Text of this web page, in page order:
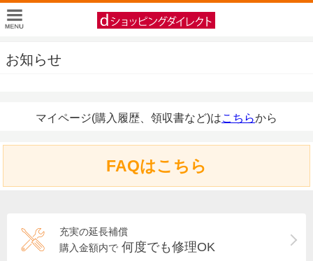
お知らせ
マイページ(購入履歴、領収書など)はこちらから
FAQはこちら
充実の延長補償
購入金額内で 何度でも修理OK